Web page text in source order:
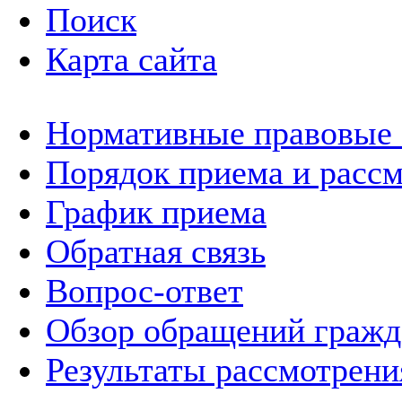
Поиск
Карта сайта
Нормативные правовые
Порядок приема и
График приема
Обратная связь
Вопрос-ответ
Обзор обращений
Результаты